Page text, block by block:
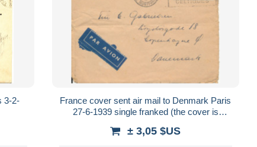
3-2-
France cover sent air mail to Denmark Paris
27-6-1939 single franked (the cover is
± 3,05 $US